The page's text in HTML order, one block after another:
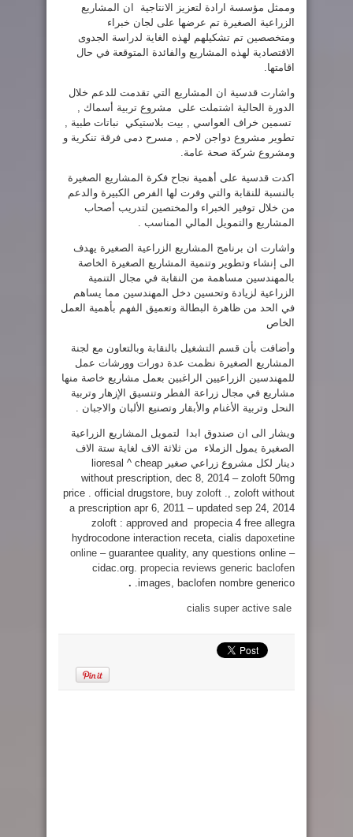
وممثل مؤسسة ارادة لتعزيز الانتاجية ان المشاريع
الزراعية الصغيرة تم عرضها على لجان خبراء
ومتخصصين تم تشكيلهم لهذه الغاية لدراسة الجدوى
الاقتصادية لهذه المشاريع والفائدة المتوقعة في حال
اقامتها.
واشارت قدسية ان المشاريع التي تقدمت للدعم خلال
الدورة الحالية اشتملت على مشروع تربية أسماك ,
تسمين خراف العواسي , بيت بلاستيكي نباتات طبية ,
تطوير مشروع دواجن لاحم , مسرح دمى فرقة تنكرية و
ومشروع شركة صحة عامة.
اكدت قدسية على أهمية نجاح فكرة المشاريع الصغيرة
بالنسبة للنقابة والتي وفرت لها الفرص الكبيرة والدعم
من خلال توفير الخبراء والمختصين لتدريب أصحاب
المشاريع والتمويل المالي المناسب .
واشارت ان برنامج المشاريع الزراعية الصغيرة يهدف
الى إنشاء وتطوير وتنمية المشاريع الصغيرة الخاصة
بالمهندسين مساهمة من النقابة في مجال التنمية
الزراعية لزيادة وتحسين دخل المهندسين مما يساهم
في الحد من ظاهرة البطالة وتعميق الفهم بأهمية العمل
الخاص
وأضافت بأن قسم التشغيل بالنقابة وبالتعاون مع لجنة
المشاريع الصغيرة نظمت عدة دورات وورشات عمل
للمهندسين الزراعيين الراغبين بعمل مشاريع خاصة منها
مشاريع في مجال زراعة الفطر وتنسيق الإزهار وتربية
النحل وتربية الأغنام والأبقار وتصنيع الألبان والاجبان .
ويشار الى ان صندوق ابدا لتمويل المشاريع الزراعية
الصغيرة يمول الزملاء من ثلاثة الاف لغاية ستة الاف
دينار لكل مشروع زراعي صغير lioresal ^ cheap
without prescription, dec 8, 2014 – zoloft 50mg
price . official drugstore, buy zoloft ., zoloft without
a prescription apr 6, 2011 – updated sep 24, 2014
zoloft : approved and propecia 4 free allegra
hydrocodone interaction receta, cialis dapoxetine
online – guarantee quality, any questions online –
cidac.org. propecia reviews generic baclofen
images, baclofen nombre generico.
.
cialis super active sale